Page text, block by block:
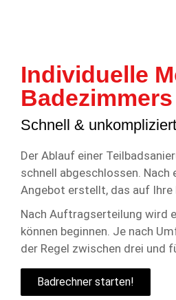
Individuelle
Badezimmers
Schnell & unkompliziert
Der Ablauf einer
schnell abgeschlossen.
Angebot erstellt, das auf
Nach Auftragserteilung wird
können beginnen. Je nach
der Regel zwischen drei und
Badrechner starten!